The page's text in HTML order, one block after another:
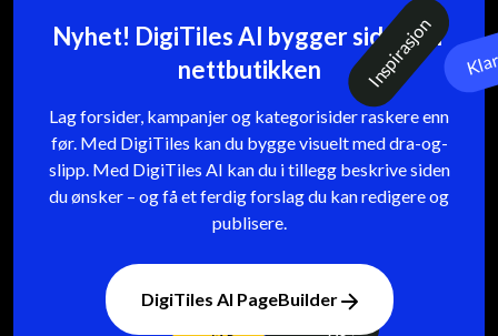
Nyhet! DigiTiles AI bygger sider for
nettbutikken
Lag forsider, kampanjer og kategorisider raskere enn
før. Med DigiTiles kan du bygge visuelt med dra-og-
slipp. Med DigiTiles AI kan du i tillegg beskrive siden
du ønsker – og få et ferdig forslag du kan redigere og
publisere.
DigiTiles AI PageBuilder
Smarte bannere